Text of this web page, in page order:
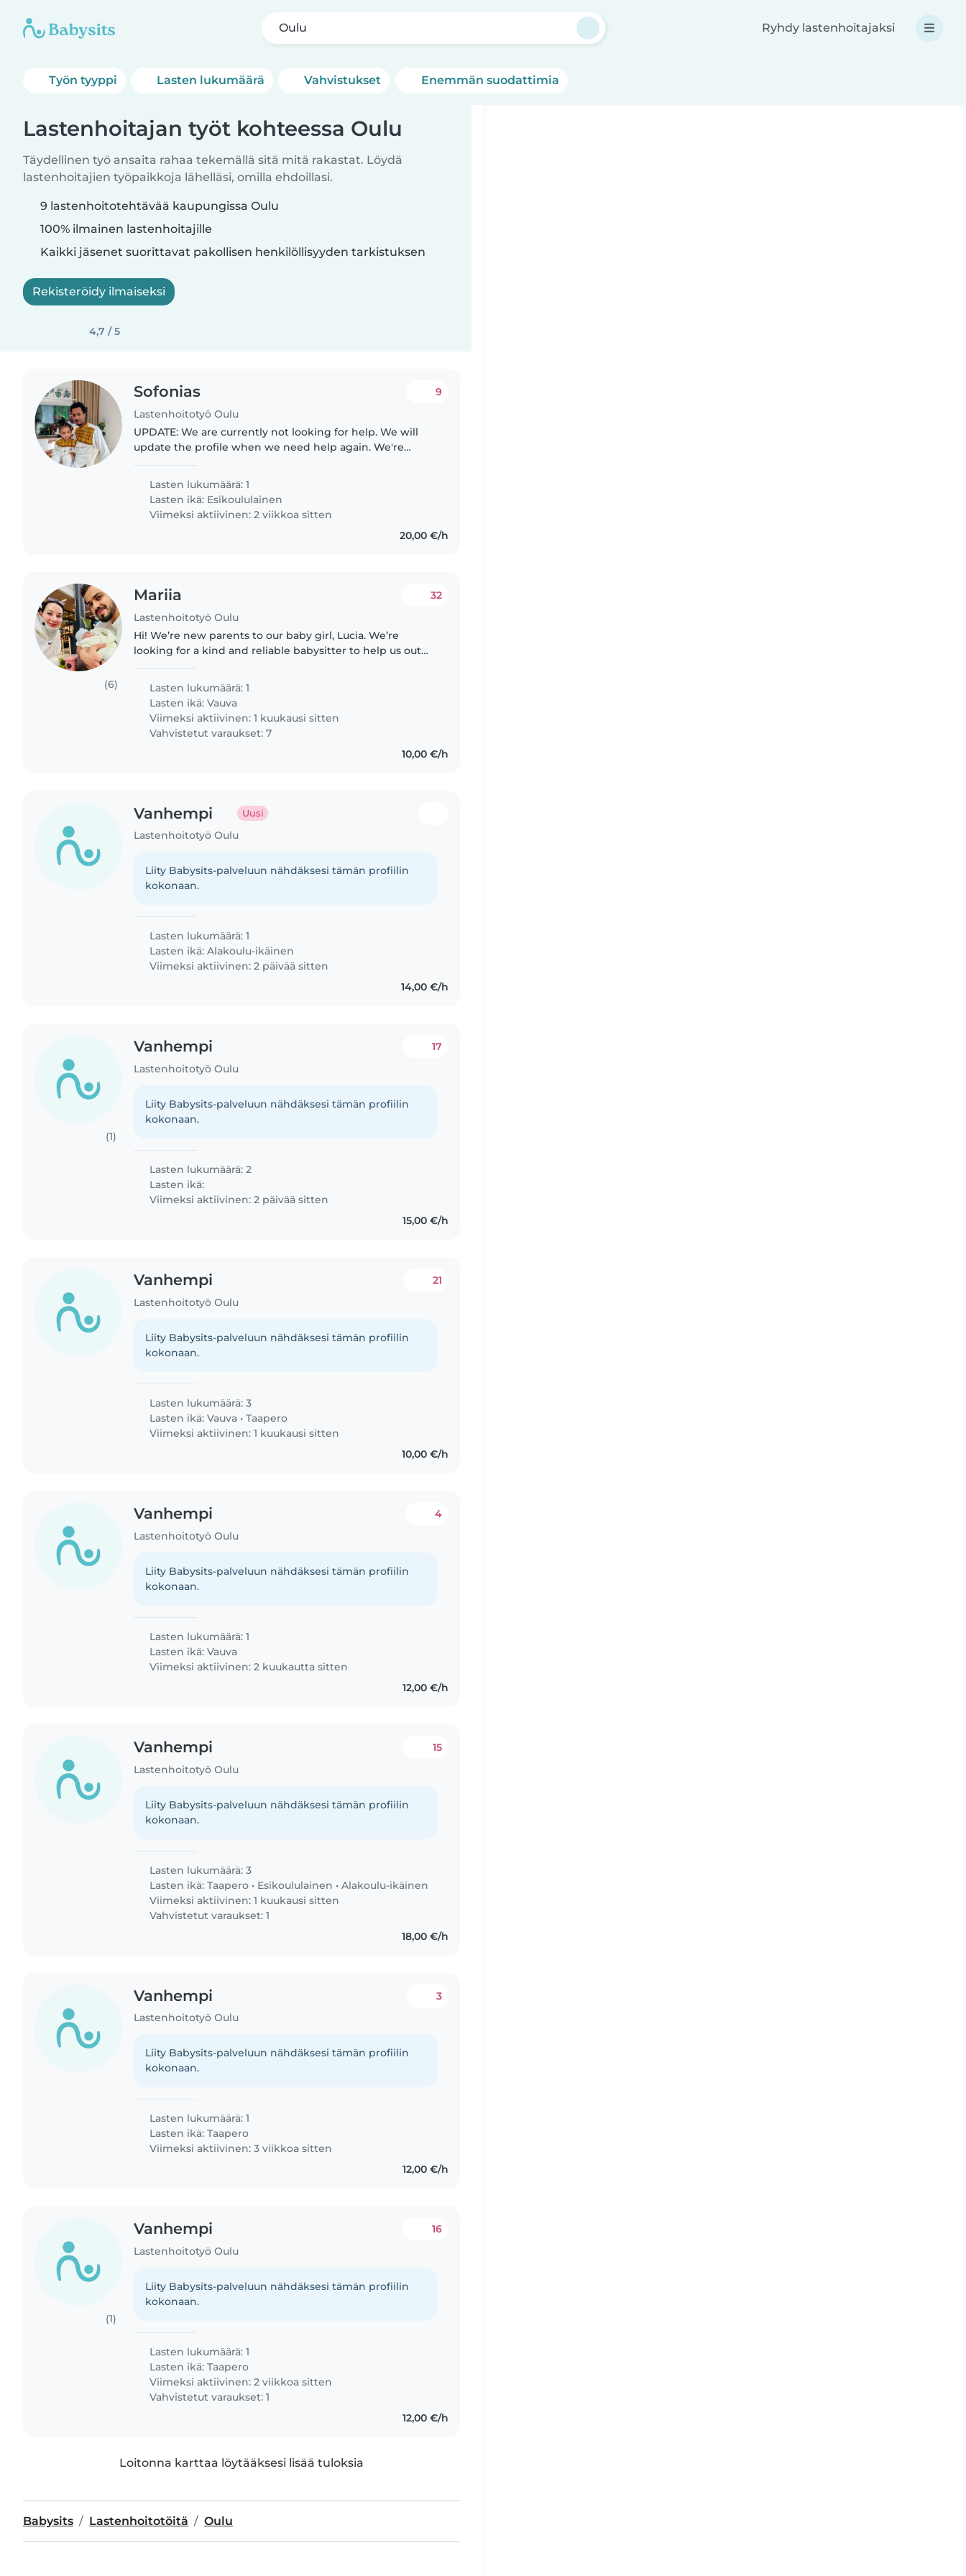
Oulu Ryhdy lastenhoitajaksi
Työn tyyppi Lasten lukumäärä Vahvistukset Enemmän suodattimia
Lastenhoitajan työt kohteessa Oulu
Täydellinen työ ansaita rahaa tekemällä sitä mitä rakastat. Löydä
lastenhoitajien työpaikkoja lähelläsi, omilla ehdoillasi.
9 lastenhoitotehtävää kaupungissa Oulu
100% ilmainen lastenhoitajille
Kaikki jäsenet suorittavat pakollisen henkilöllisyyden tarkistuksen
Rekisteröidy ilmaiseksi
4,7 / 5
Sofonias
Lastenhoitotyö Oulu
9
UPDATE: We are currently not looking for help. We will
update the profile when we need help again. We're
curious preschooler...
Lasten lukumäärä: 1
Lasten ikä: Esikoululainen
Viimeksi aktiivinen: 2 viikkoa sitten
20,00 €/h
(6)
Mariia
Lastenhoitotyö Oulu
32
Hi! We’re new parents to our baby girl, Lucia. We’re
looking for a kind and reliable babysitter to help us out
Lasten lukumäärä: 1
Lasten ikä:Vauva
Viimeksi aktiivinen: 1 kuukausi sitten
Vahvistetut varaukset: 7
10,00 €/h
Vanhempi Uusi
Lastenhoitotyö Oulu
Liity Babysits-palveluun nähdäksesi tämän profiilin
kokonaan.
Lasten lukumäärä: 1
Lasten ikä:Alakoulu-ikäinen
Viimeksi aktiivinen: 2 päivää sitten
14,00 €/h
(1)
Vanhempi
Lastenhoitotyö Oulu
17
Liity Babysits-palveluun nähdäksesi tämän profiilin
kokonaan.
Lasten lukumäärä: 2
Lasten ikä:
Viimeksi aktiivinen: 2 päivää sitten
15,00 €/h
Vanhempi
Lastenhoitotyö Oulu
21
Liity Babysits-palveluun nähdäksesi tämän profiilin
kokonaan.
Lasten lukumäärä: 3
Lasten ikä:Vauva •Taapero
Viimeksi aktiivinen: 1 kuukausi sitten
10,00 €/h
Vanhempi
Lastenhoitotyö Oulu
4
Liity Babysits-palveluun nähdäksesi tämän profiilin
kokonaan.
Lasten lukumäärä: 1
Lasten ikä:Vauva
Viimeksi aktiivinen: 2 kuukautta sitten
12,00 €/h
Vanhempi
Lastenhoitotyö Oulu
15
Liity Babysits-palveluun nähdäksesi tämän profiilin
kokonaan.
Lasten lukumäärä: 3
Lasten ikä:Taapero • Esikoululainen •Alakoulu-ikäinen
Viimeksi aktiivinen: 1 kuukausi sitten
Vahvistetut varaukset: 1
18,00 €/h
Vanhempi
Lastenhoitotyö Oulu
3
Liity Babysits-palveluun nähdäksesi tämän profiilin
kokonaan.
Lasten lukumäärä: 1
Lasten ikä:Taapero
Viimeksi aktiivinen: 3 viikkoa sitten
12,00 €/h
(1)
Vanhempi
Lastenhoitotyö Oulu
16
Liity Babysits-palveluun nähdäksesi tämän profiilin
kokonaan.
Lasten lukumäärä: 1
Lasten ikä:Taapero
Viimeksi aktiivinen: 2 viikkoa sitten
Vahvistetut varaukset: 1
12,00 €/h
Loitonna karttaa löytääksesi lisää tuloksia
Babysits Lastenhoitotöitä Oulu